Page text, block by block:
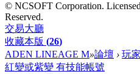
© NCSOFT Corporation.
Reserved.
交易大廳
收藏本版 (26)
ADEN LINEAGE M»論壇 › 玩
紅變或紫變 有技能帳號